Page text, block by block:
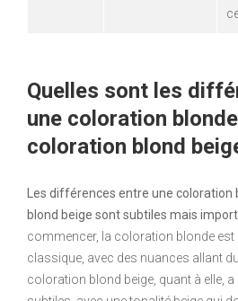
Quelles sont les
une coloration
coloration blond
Les différences entre une
blond beige sont subtiles mais
commencer, la coloration blonde est
classique, avec des nuances allant
coloration blond beige, quant à elle,